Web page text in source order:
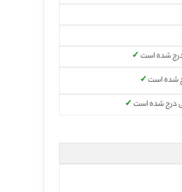
شده است ✓
شده است ✓
درج شده است ✓